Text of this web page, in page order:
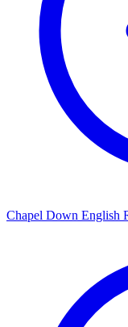
Chapel Down English